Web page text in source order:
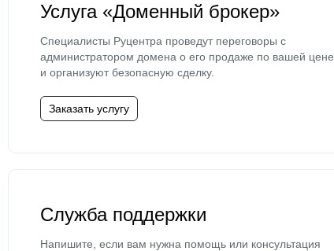
Услуга «Доменный брокер»
Специалисты Руцентра проведут переговоры с
администратором домена о его продаже по вашей цене
и организуют безопасную сделку.
Заказать услугу
Служба поддержки
Напишите, если вам нужна помощь или консультация